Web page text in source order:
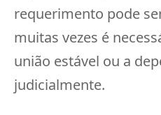
requerimento pode
muitas vezes é
união estável ou a
judicialmente.